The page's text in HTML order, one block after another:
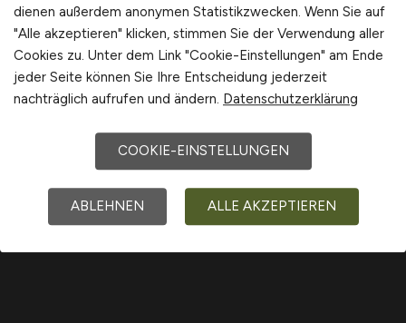
International
Für Arbeitnehmer
Rechnungswesen Jobs suchen
Jobfinder
Arbeitnehmer Registrierung
dienen außerdem anonymen Statistikzwecken. Wenn Sie auf
"Alle akzeptieren" klicken, stimmen Sie der Verwendung aller
Cookies zu. Unter dem Link "Cookie-Einstellungen" am Ende
jeder Seite können Sie Ihre Entscheidung jederzeit
nachträglich aufrufen und ändern. Datenschutzerklärung
COOKIE-EINSTELLUNGEN
ABLEHNEN ALLE AKZEPTIEREN